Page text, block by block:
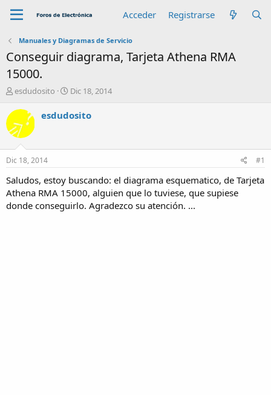
Acceder Registrarse
Manuales y Diagramas de Servicio
Conseguir diagrama, Tarjeta Athena RMA
15000.
A
t
o
r
esdudosito
F
c
n
i
c
i
Dic 18, 2014
esdudosito
Dic 18, 2014 #1
Saludos, estoy buscando: el diagrama esquematico, de Tarjeta
Athena RMA 15000, alguien que lo tuviese, que supiese
donde conseguirlo. Agradezco su atención. ...